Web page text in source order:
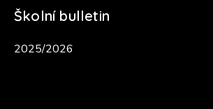
Školní bulletin
2025/2026